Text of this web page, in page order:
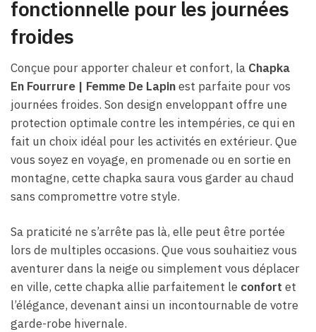
fonctionnelle pour les journées
froides
Conçue pour apporter chaleur et confort, la Chapka
En Fourrure | Femme De Lapinest parfaite pour vos
journées froides. Son design enveloppant offre une
protection optimale contre les intempéries, ce qui en
fait un choix idéal pour les activités en extérieur. Que
vous soyez en voyage, en promenade ou en sortie en
montagne, cette chapka saura vous garder au chaud
sans compromettre votre style.
Sa praticité ne s’arrête pas là, elle peut être portée
lors de multiples occasions. Que vous souhaitiez vous
aventurer dans la neige ou simplement vous déplacer
en ville, cette chapka allie parfaitement le confort et
l’élégance, devenant ainsi un incontournable de votre
garde-robe hivernale.